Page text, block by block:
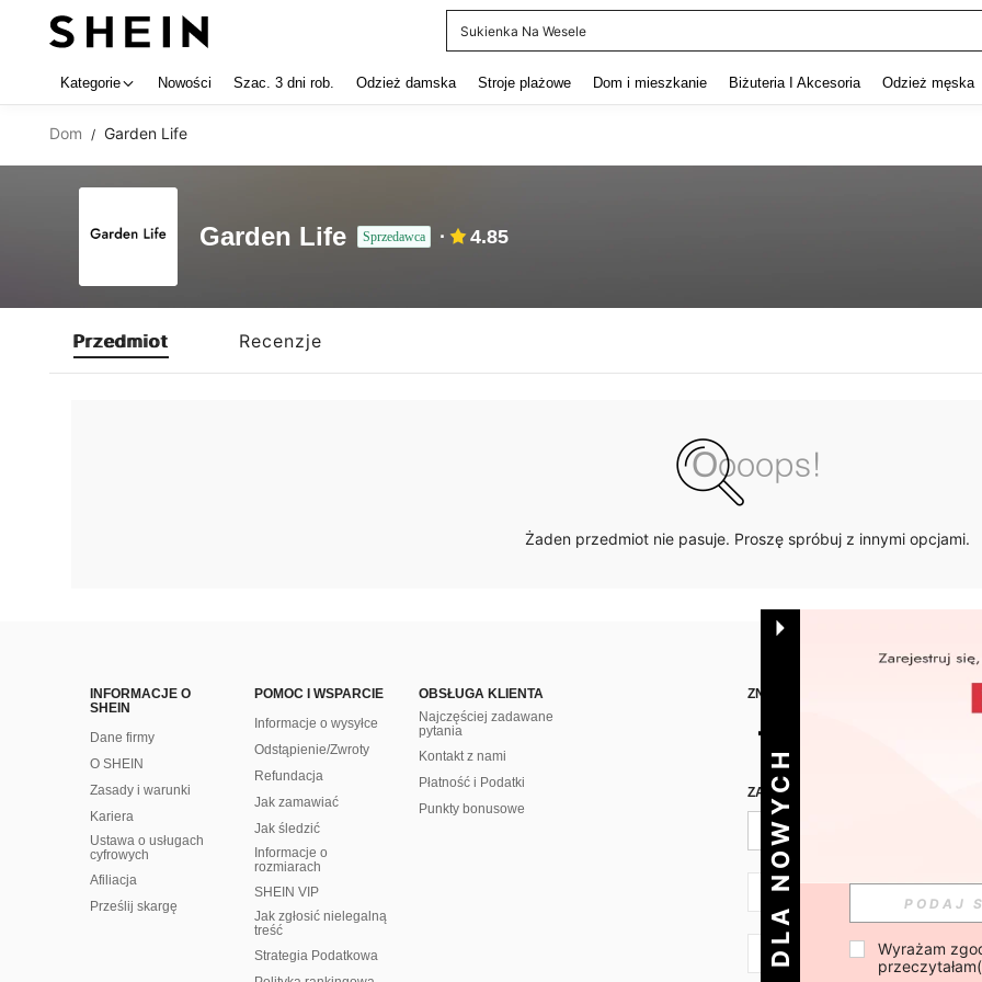
Sukienka Na Wesele
Kategorie Nowości Szac. 3 dni rob. Odzież damska Stroje plażowe Dom i mieszkanie Biżuteria I Akcesoria Odzież męska
Dom / Garden Life
Garden Life Sprzedawca 4.85
Przedmiot Recenzje
Żaden przedmiot nie pasuje. Proszę spróbuj z innymi opcjami.
INFORMACJE O
SHEIN
Dane firmy
O SHEIN
Zasady i warunki
Kariera
Ustawa o usługach
cyfrowych
Afiliacja
Prześlij skargę
POMOC I WSPARCIE
Informacje o wysyłce
Odstąpienie/Zwroty
Refundacja
Jak zamawiać
Jak śledzić
Informacje o
rozmiarach
SHEIN VIP
Jak zgłosić nielegalną
treść
Strategia Podatkowa
OBSŁUGA KLIENTA
Najczęściej zadawane
pytania
Kontakt z nami
Płatność i Podatki
Punkty bonusowe
ZNAJDŹ NAS NA
ZAPISZ SIĘ PO CODZIENNĄ DAWKĘ
PL + 48
PL + 48
DLA NOWYCH Wyrażam